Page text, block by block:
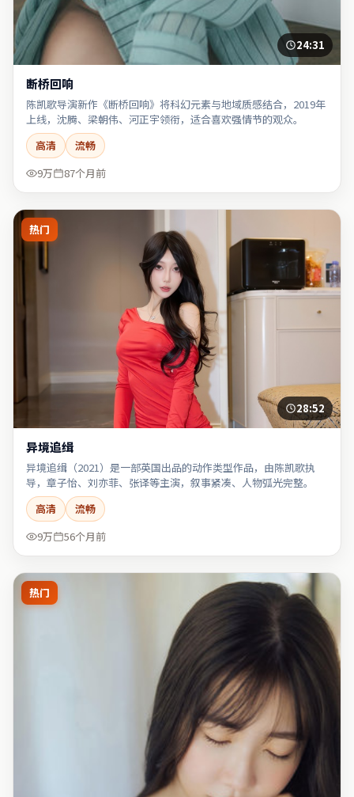
24:31
断桥回响
陈凯歌导演新作《断桥回响》将科幻元素与地域质感结合，2019年
上线，沈腾、梁朝伟、河正宇领衔，适合喜欢强情节的观众。
高清
流畅
9万
87个月前
热门
28:52
异境追缉
异境追缉（2021）是一部英国出品的动作类型作品，由陈凯歌执
导，章子怡、刘亦菲、张译等主演，叙事紧凑、人物弧光完整。
高清
流畅
9万
56个月前
热门